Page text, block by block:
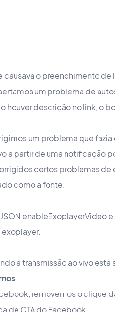
o preenchimento de
um problema de
houver descrição no link, o
um problema que
a partir de uma notificação
certos problemas
como a fonte.
enableExoplayerVideo
exoplayer.
a transmissão ao vivo está
removemos o clique
de CTA do Facebook.